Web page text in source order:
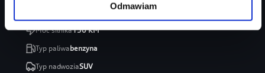
Odmawiam
Moc silnika150KM
Typ paliwabenzyna
Typ nadwoziaSUV